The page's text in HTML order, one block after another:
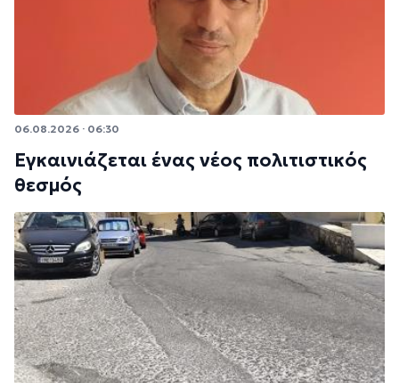
06.08.2026 · 06:30
Εγκαινιάζεται ένας νέος πολιτιστικός
θεσμός